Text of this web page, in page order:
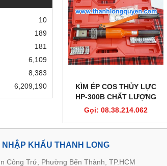
10
189
181
6,109
8,383
6,209,190
KÌM ÉP COS THỦY LỰC
HP-300B CHẤT LƯỢNG
Gọi: 08.38.214.062
KHẨU THANH LONG
Công Trứ, Phường Bến Thành, TP.HCM